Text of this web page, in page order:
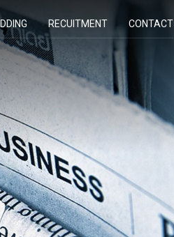
RECUITMENT CONTACT